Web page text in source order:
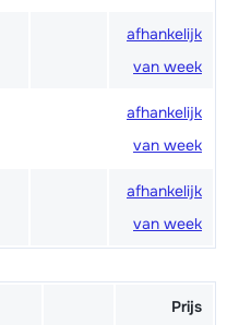
afhankelijk
van week
afhankelijk
van week
afhankelijk
van week
Prijs